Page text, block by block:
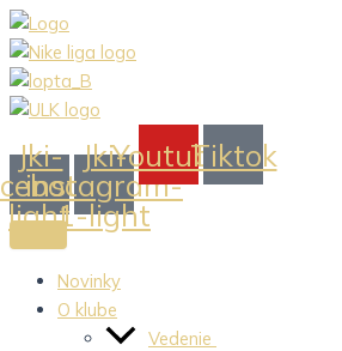
Preskočiť
na
obsah
Jki-
light
Jki-
instagram-
1-light
YoutubeTiktok
Novinky
O klube
Vedenie